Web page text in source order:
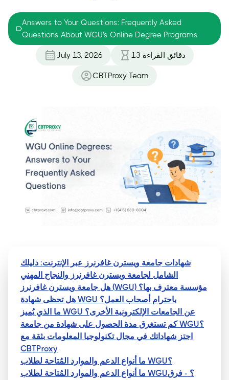
Answers to Your Questions: Frequently Asked
Questions About WGU's Online Degree Programs
July 13, 2026 13 دقائق القراءة
CBTProxy Team
شهادات جامعة ويسترن غافرنرز عبر الإنترنت: دليلك
الشامل لجامعة ويسترن غافرنرز والنجاح المهني
هل جامعة ويسترن غافرنرز (WGU) مؤسسة معترف بها؟
هل تحظى شهادة WGU باحترام أصحاب العمل؟
ما الذي يُميز WGU عن الجامعات الإلكترونية الأخرى؟
كم تستغرق مدة الحصول على شهادة من جامعة WGU؟
اجتز شهاداتك في مجال تكنولوجيا المعلومات بثقة مع
CBTProxy
ما أنواع الدعم والموارد المُتاحة لطلاب WGU؟
ما أنواع الدعم والموارد المُتاحة لطلاب WGU؟ - فرق